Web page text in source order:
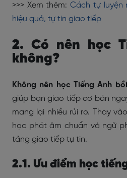
>>> Xem thêm:Cách tự luyện
hiệu quả, tự tin giao tiếp
2. Có nên học
không?
Không nên học Tiếng Anh
giúp bạn giao tiếp cơ bản
mang lại nhiều rủi ro. Thay
học phát âm chuẩn và ngữ
tảng giao tiếp tự tin.
2.1. Ưu điểm học